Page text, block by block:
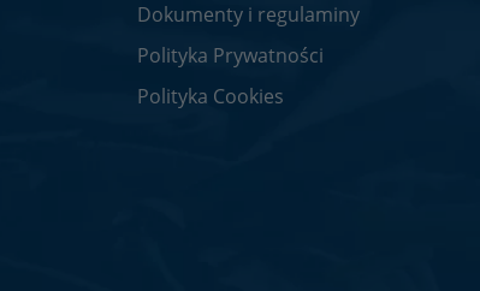
Dokumenty i regulaminy
Polityka Prywatności
Polityka Cookies